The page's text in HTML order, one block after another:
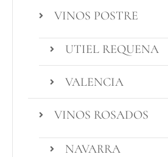
VINOS POSTRE
UTIEL REQUENA
VALENCIA
VINOS ROSADOS
NAVARRA